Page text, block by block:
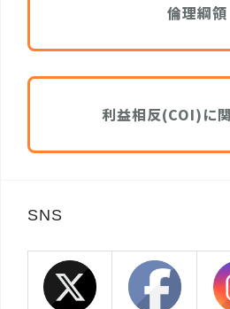
倫理綱領
利益相反(COI)に
SNS